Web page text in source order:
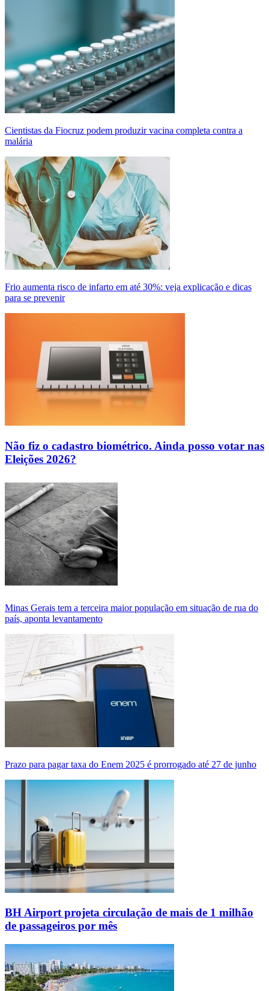
Cientistas da Fiocruz podem produzir vacina completa contra a
malária
Frio aumenta risco de infarto em até 30%: veja explicação e dicas
para se prevenir
Não fiz o cadastro biométrico. Ainda posso votar nas
Eleições 2026?
Minas Gerais tem a terceira maior população em situação de rua do
país, aponta levantamento
Prazo para pagar taxa do Enem 2025 é prorrogado até 27 de junho
BH Airport projeta circulação de mais de 1 milhão
de passageiros por mês